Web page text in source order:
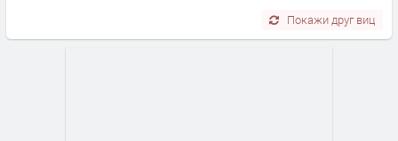
Покажи друг виц